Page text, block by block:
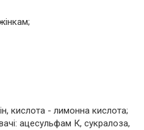
кислота - лимонна кислота;
ацесульфам К, сукралоза,